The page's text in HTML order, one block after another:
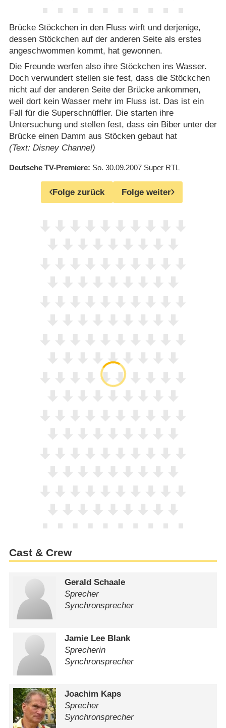
Brücke Stöckchen in den Fluss wirft und derjenige,
dessen Stöckchen auf der anderen Seite als erstes
angeschwommen kommt, hat gewonnen.
Die Freunde werfen also ihre Stöckchen ins Wasser.
Doch verwundert stellen sie fest, dass die Stöckchen
nicht auf der anderen Seite der Brücke ankommen,
weil dort kein Wasser mehr im Fluss ist. Das ist ein
Fall für die Superschnüffler. Die starten ihre
Untersuchung und stellen fest, dass ein Biber unter der
Brücke einen Damm aus Stöcken gebaut hat
(Text: Disney Channel)
Deutsche TV-Premiere So. 30.09.2007 Super RTL
Folge zurück Folge weiter
Cast & Crew
Gerald Schaale
Sprecher
Synchronsprecher
Jamie Lee Blank
Sprecherin
Synchronsprecher
Joachim Kaps
Sprecher
Synchronsprecher